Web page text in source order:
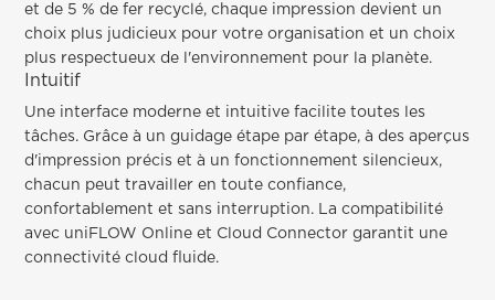
et de 5 % de fer recyclé, chaque impression devient un
choix plus judicieux pour votre organisation et un choix
plus respectueux de l'environnement pour la planète.
Intuitif
Une interface moderne et intuitive facilite toutes les
tâches. Grâce à un guidage étape par étape, à des aperçus
d'impression précis et à un fonctionnement silencieux,
chacun peut travailler en toute confiance,
confortablement et sans interruption. La compatibilité
avec uniFLOW Online et Cloud Connector garantit une
connectivité cloud fluide.